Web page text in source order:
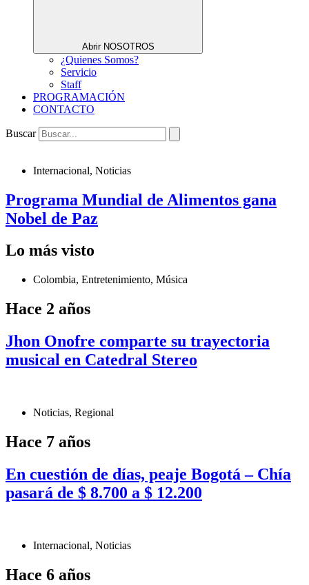
Abrir NOSOTROS
¿Quienes Somos?
Servicio
Staff
PROGRAMACIÓN
CONTACTO
Buscar
Internacional, Noticias
Programa Mundial de Alimentos gana
Nobel de Paz
Lo más visto
Colombia, Entretenimiento, Música
Hace 2 años
Jhon Onofre comparte su trayectoria
musical en Catedral Stereo
Noticias, Regional
Hace 7 años
En cuestión de días, peaje Bogotá – Chía
pasará de $ 8.700 a $ 12.200
Internacional, Noticias
Hace 6 años